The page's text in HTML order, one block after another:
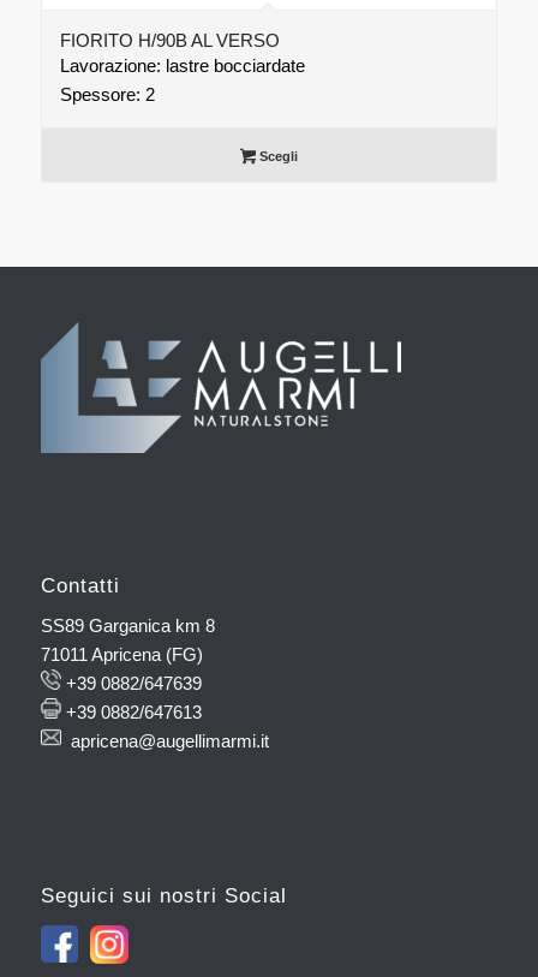
FIORITO H/90B AL VERSO
Lavorazione: lastre bocciardate
Spessore: 2
Scegli
Contatti
SS89 Garganica km 8
71011 Apricena (FG)
+39 0882/647639
+39 0882/647613
apricena@augellimarmi.it
Seguici sui nostri Social